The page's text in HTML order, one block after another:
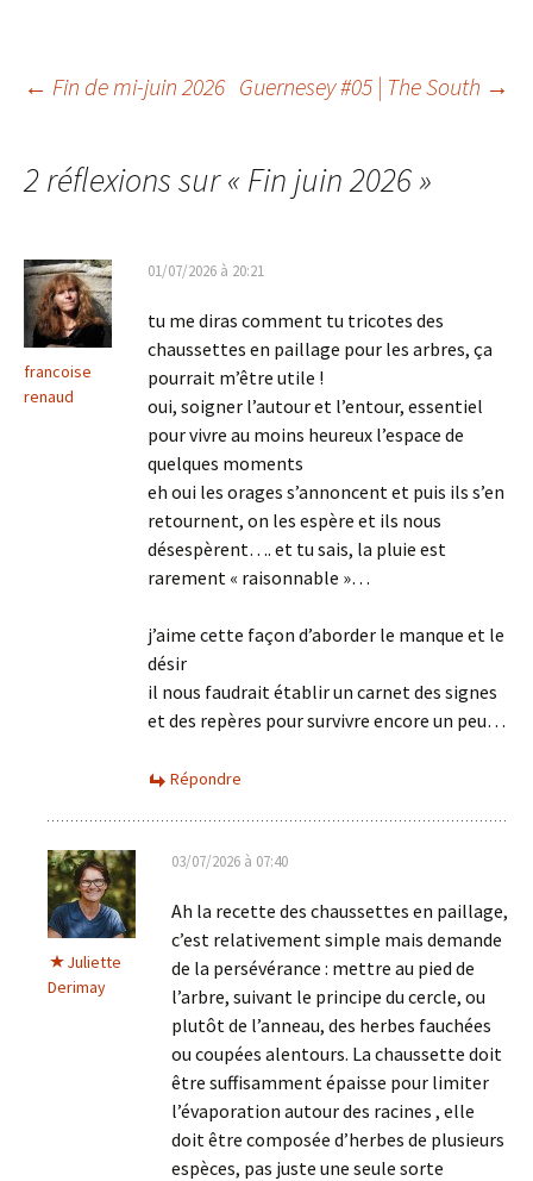
Navigation
des
articles
← Fin de mi-juin 2026 Guernesey #05 | The South →
2 réflexions sur « Fin juin 2026»
francoise
renaud
01/07/2026 à 20:21
tu me diras comment tu tricotes des
chaussettes en paillage pour les arbres, ça
pourrait m’être utile !
oui, soigner l’autour et l’entour, essentiel
pour vivre au moins heureux l’espace de
quelques moments
eh oui les orages s’annoncent et puis ils s’en
retournent, on les espère et ils nous
désespèrent…. et tu sais, la pluie est
rarement « raisonnable »…
j’aime cette façon d’aborder le manque et le
désir
il nous faudrait établir un carnet des signes
et des repères pour survivre encore un peu…
Répondre
Juliette
Derimay
03/07/2026 à 07:40
Ah la recette des chaussettes en paillage,
c’est relativement simple mais demande
de la persévérance : mettre au pied de
l’arbre, suivant le principe du cercle, ou
plutôt de l’anneau, des herbes fauchées
ou coupées alentours. La chaussette doit
être suffisamment épaisse pour limiter
l’évaporation autour des racines , elle
doit être composée d’herbes de plusieurs
espèces, pas juste une seule sorte